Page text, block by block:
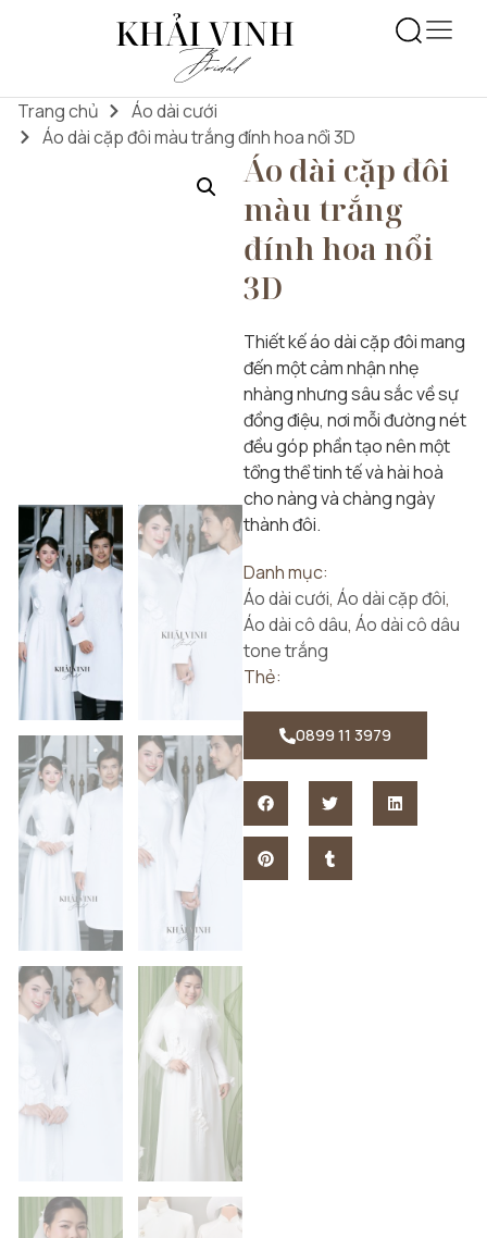
Trang chủ
Áo dài cưới
Áo dài cặp đôi màu trắng đính hoa nổi 3D
Áo dài cặp đôi
màu trắng
đính hoa nổi
3D
Thiết kế áo dài cặp đôi mang
đến một cảm nhận nhẹ
nhàng nhưng sâu sắc về sự
đồng điệu, nơi mỗi đường nét
đều góp phần tạo nên một
tổng thể tinh tế và hài hoà
cho nàng và chàng ngày
thành đôi.
Danh mục:
Áo dài cưới, Áo dài cặp đôi,
Áo dài cô dâu, Áo dài cô dâu
tone trắng
Thẻ:
0899 11 3979